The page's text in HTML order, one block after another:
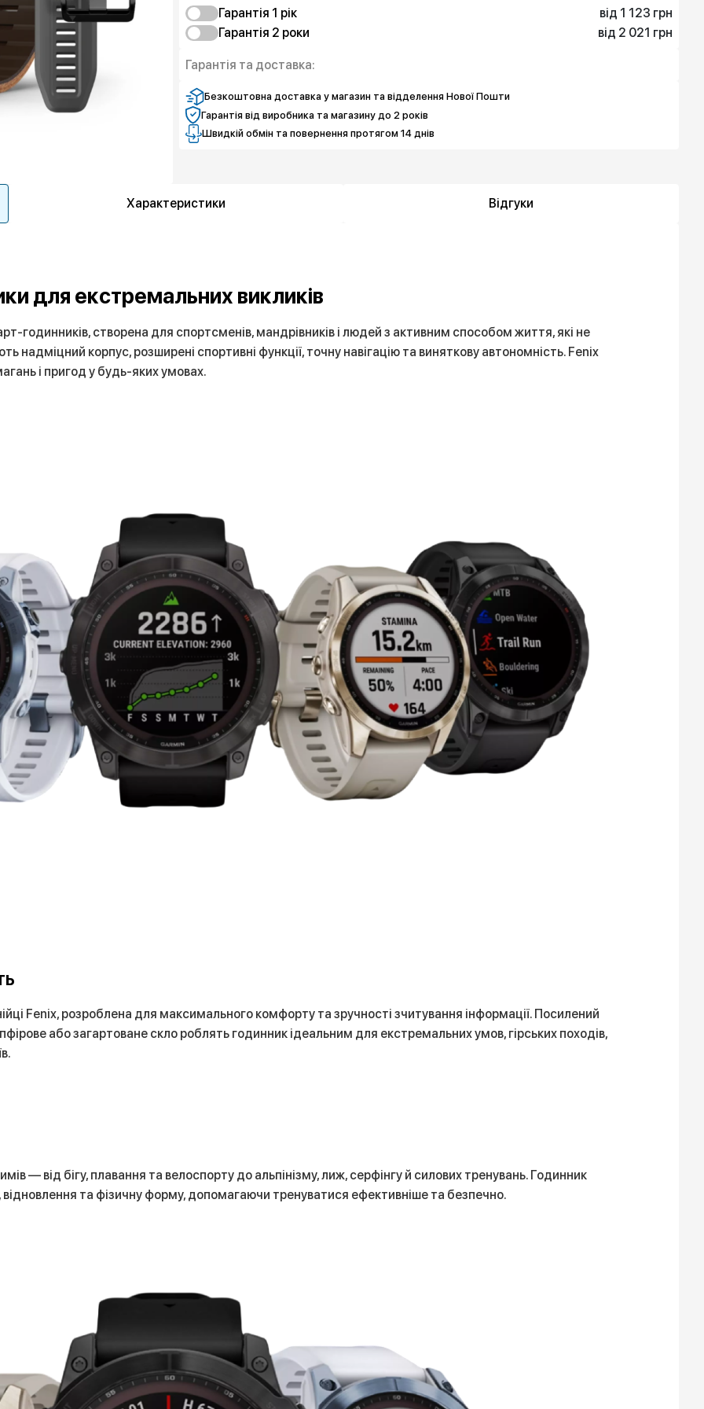
Гарантія 1 рiк
від 1 123 грн
Захист від браку
1 123 грн
Гарантія 2 роки
від 2 021 грн
Чистий спокій
Гарантія та доставка:
Безкоштовна доставка у магазин та відделення Нової Пошти
Гарантія від виробника та магазину до 2 років
Швидкій обмін та повернення протягом 14 днів
Характеристики Відгуки
для екстремальних викликів
годинників, створена для спортсменів, мандрівників і людей з активним способом життя, які не
надміцний корпус, розширені спортивні функції, точну навігацію та виняткову автономність. Fenix
і пригод у будь-яких умовах.
Fenix, розроблена для максимального комфорту та зручності зчитування інформації. Посилений
або загартоване скло роблять годинник ідеальним для екстремальних умов, гірських походів,
— від бігу, плавання та велоспорту до альпінізму, лиж, серфінгу й силових тренувань. Годинник
відновлення та фізичну форму, допомагаючи тренуватися ефективніше та безпечно.